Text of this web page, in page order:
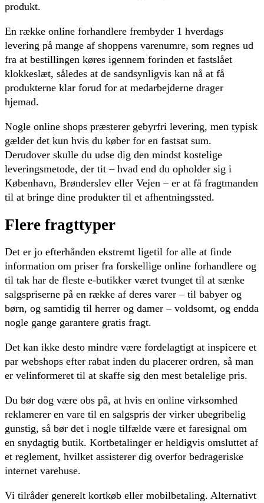
produkt.
En række online forhandlere frembyder 1 hverdags
levering på mange af shoppens varenumre, som regnes ud
fra at bestillingen køres igennem forinden et fastslået
klokkeslæt, således at de sandsynligvis kan nå at få
produkterne klar forud for at medarbejderne drager
hjemad.
Nogle online shops præsterer gebyrfri levering, men typisk
gælder det kun hvis du køber for en fastsat sum.
Derudover skulle du udse dig den mindst kostelige
leveringsmetode, der tit – hvad end du opholder sig i
København, Brønderslev eller Vejen – er at få fragtmanden
til at bringe dine produkter til et afhentningssted.
Flere fragttyper
Det er jo efterhånden ekstremt ligetil for alle at finde
information om priser fra forskellige online forhandlere og
til tak har de fleste e-butikker været tvunget til at sænke
salgspriserne på en række af deres varer – til babyer og
børn, og samtidig til herrer og damer – voldsomt, og endda
nogle gange garantere gratis fragt.
Det kan ikke desto mindre være fordelagtigt at inspicere et
par webshops efter rabat inden du placerer ordren, så man
er velinformeret til at skaffe sig den mest betalelige pris.
Du bør dog være obs på, at hvis en online virksomhed
reklamerer en vare til en salgspris der virker ubegribelig
gunstig, så bør det i nogle tilfælde være et faresignal om
en snydagtig butik. Kortbetalinger er heldigvis omsluttet af
et reglement, hvilket assisterer dig overfor bedrageriske
internet varehuse.
Vi tilråder generelt kortkøb eller mobilbetaling. Alternativt